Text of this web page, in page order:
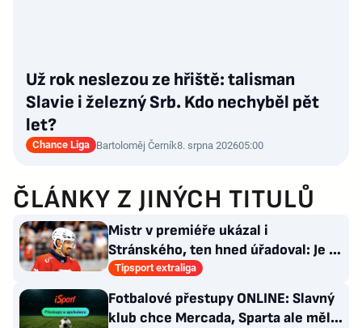
Už rok neslezou ze hřiště: talisman
Slavie i železný Srb. Kdo nechyběl pět
let?
Chance Liga Bartoloměj Černík8. srpna 202605:00
ČLÁNKY Z JINÝCH TITULŮ
Mistr v premiéře ukázal i
Stránského, ten hned úřadoval: Je to
pro mě úplně nové…
Tipsport extraliga
Fotbalové přestupy ONLINE: Slavný
klub chce Mercada, Sparta ale měla